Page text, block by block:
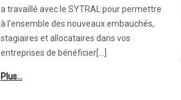
a travaillé avec le SYTRAL pour permettre
à l’ensemble des nouveaux embauchés,
stagiaires et allocataires dans vos
entreprises de bénéficier[…]
Plus…